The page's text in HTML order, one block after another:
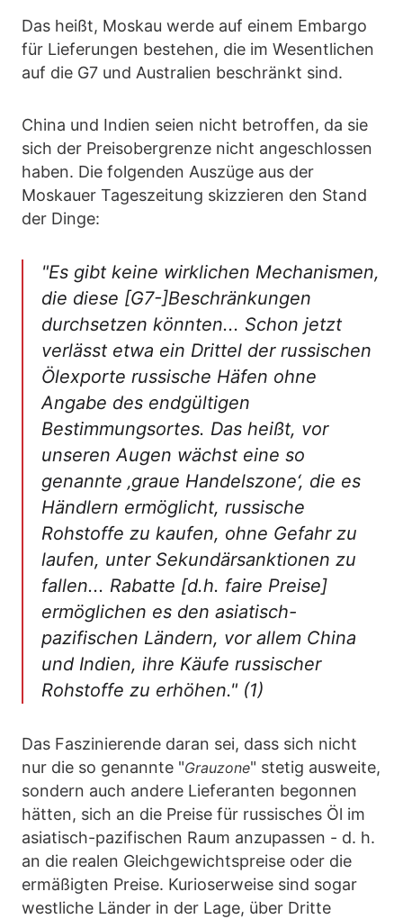
Das heißt, Moskau werde auf einem Embargo
für Lieferungen bestehen, die im Wesentlichen
auf die G7 und Australien beschränkt sind.
China und Indien seien nicht betroffen, da sie
sich der Preisobergrenze nicht angeschlossen
haben. Die folgenden Auszüge aus der
Moskauer Tageszeitung skizzieren den Stand
der Dinge:
"Es gibt keine wirklichen Mechanismen,
die diese [G7-]Beschränkungen
durchsetzen könnten... Schon jetzt
verlässt etwa ein Drittel der russischen
Ölexporte russische Häfen ohne
Angabe des endgültigen
Bestimmungsortes. Das heißt, vor
unseren Augen wächst eine so
genannte ‚graue Handelszone‘, die es
Händlern ermöglicht, russische
Rohstoffe zu kaufen, ohne Gefahr zu
laufen, unter Sekundärsanktionen zu
fallen... Rabatte [d.h. faire Preise]
ermöglichen es den asiatisch-
pazifischen Ländern, vor allem China
und Indien, ihre Käufe russischer
Rohstoffe zu erhöhen." (1)
Das Faszinierende daran sei, dass sich nicht
nur die so genannte "Grauzone" stetig ausweite,
sondern auch andere Lieferanten begonnen
hätten, sich an die Preise für russisches Öl im
asiatisch-pazifischen Raum anzupassen - d. h.
an die realen Gleichgewichtspreise oder die
ermäßigten Preise. Kurioserweise sind sogar
westliche Länder in der Lage, über Dritte